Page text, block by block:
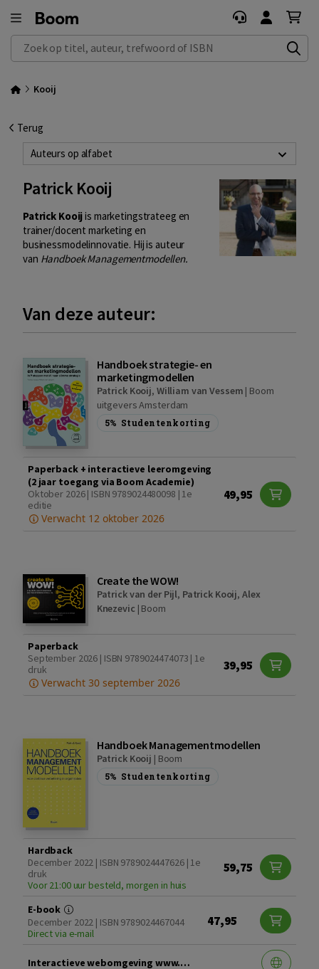
Zoek op titel, auteur, trefwoord of ISBN
Kooij
Terug
Auteurs op alfabet
Patrick Kooij
Patrick Kooijis marketingstrateeg en
trainer/docent marketing en
businessmodelinnovatie. Hij is auteur
van Handboek Managementmodellen.
Van deze auteur:
Handboek strategie- en
marketingmodellen
Patrick Kooij, William van Vessem | Boom
uitgevers Amsterdam
5% Studentenkorting
Paperback + interactieve leeromgeving
(2 jaar toegang via Boom Academie)
Oktober 2026 | ISBN 9789024480098 | 1e
editie
Verwacht 12 oktober 2026
49,95
Create the WOW!
Patrick van der Pijl, Patrick Kooij, Alex
Knezevic | Boom
Paperback
September 2026 | ISBN 9789024474073 | 1e
druk
Verwacht 30 september 2026
39,95
Handboek Managementmodellen
Patrick Kooij | Boom
5% Studentenkorting
Hardback
December 2022 | ISBN 9789024447626 | 1e
druk
Voor 21:00 uur besteld, morgen in huis
59,75
E-book
December 2022 | ISBN 9789024467044
Direct via e-mail
47,95
Interactieve webomgeving www.handboekmanagementmodellen.nl